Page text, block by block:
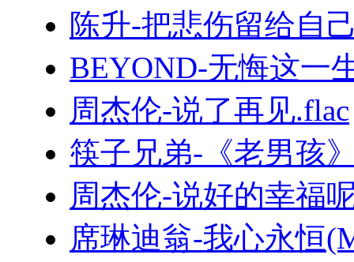
陈升-把悲伤留给自
BEYOND-无悔这一
周杰伦-说了再见.flac
筷子兄弟-《老男孩
周杰伦-说好的幸福
席琳迪翁-我心永恒